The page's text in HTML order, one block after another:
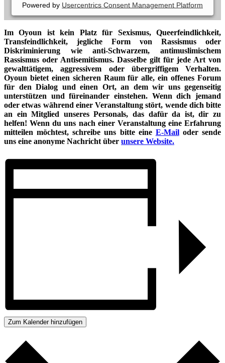
Powered by Usercentrics Consent Management Platform
Im Oyoun ist kein Platz für Sexismus, Queerfeindlichkeit,
Transfeindlichkeit, jegliche Form von Rassismus oder
Diskriminierung wie anti-Schwarzem, antimuslimischem
Rassismus oder Antisemitismus. Dasselbe gilt für jede Art von
gewalttätigem, aggressivem oder übergriffigem Verhalten.
Oyoun bietet einen sicheren Raum für alle, ein offenes Forum
für den Dialog und einen Ort, an dem wir uns gegenseitig
unterstützen und füreinander einstehen. Wenn dich jemand
oder etwas während einer Veranstaltung stört, wende dich bitte
an ein Mitglied unseres Personals, das dafür da ist, dir zu
helfen! Wenn du uns nach einer Veranstaltung eine Erfahrung
mitteilen möchtest, schreibe uns bitte eine E-Mailoder sende
uns eine anonyme Nachricht über unsere Website.
Zum Kalender hinzufügen